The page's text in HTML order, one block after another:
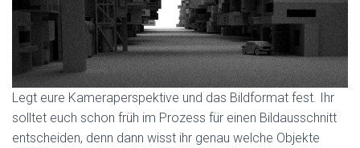
Legt eure Kameraperspektive und das Bildformat fest. Ihr
solltet euch schon früh im Prozess für einen Bildausschnitt
entscheiden, denn dann wisst ihr genau welche Objekte